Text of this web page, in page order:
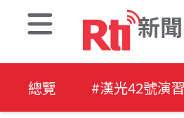
新聞
總覽 #漢光42號演習